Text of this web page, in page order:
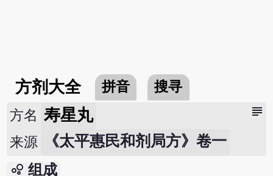
方剂大全 拼音 搜寻
subject
方名 寿星丸
来源 《太平惠民和剂局方》卷一
bubble_chart 组成